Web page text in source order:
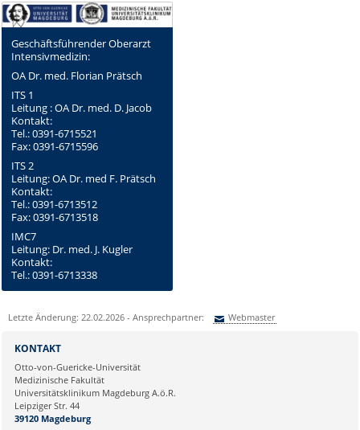
Geschäftsführender Oberarzt
Intensivmedizin:
OA Dr. med. Florian Prätsch
ITS 1
Leitung : OA Dr. med. D. Jacob
Kontakt:
Tel.: 0391-6715521
Fax: 0391-6715596
ITS 2
Leitung: OA Dr. med F. Prätsch
Kontakt:
Tel.: 0391-6713512
Fax: 0391-6713518
IMC7
Leitung: Dr. med. J. Kugler
Kontakt:
Tel.: 0391-6713338
Letzte Änderung: 22.02.2026 - Ansprechpartner: Webmaster
Ihre E-Mailadresse:
Ihr Anliegen:
KONTAKT
Otto-von-Guericke-Universität
Medizinische Fakultät
Universitätsklinikum Magdeburg A.ö.R.
Leipziger Str. 44
39120 Magdeburg